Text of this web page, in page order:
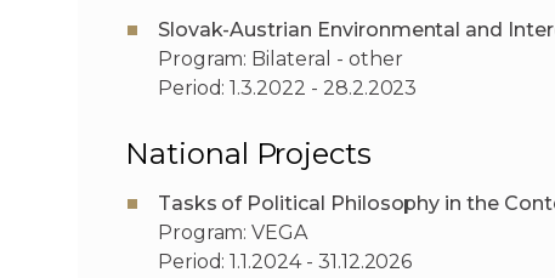
Slovak-Austrian Environmental and
Program: Bilateral - other
Period: 1.3.2022 - 28.2.2023
National Projects
Tasks of Political Philosophy in the
Program: VEGA
Period: 1.1.2024 - 31.12.2026